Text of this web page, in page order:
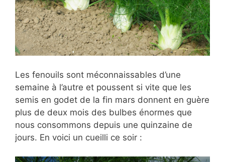
Les fenouils sont méconnaissables d’une
semaine à l’autre et poussent si vite que les
semis en godet de la fin mars donnent en guère
plus de deux mois des bulbes énormes que
nous consommons depuis une quinzaine de
jours. En voici un cueilli ce soir :